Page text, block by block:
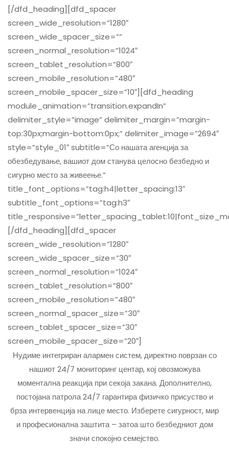
[/dfd_heading][dfd_spacer
screen_wide_resolution=”1280″
screen_wide_spacer_size=””
screen_normal_resolution=”1024″
screen_tablet_resolution=”800″
screen_mobile_resolution=”480″
screen_mobile_spacer_size=”10″][dfd_heading
module_animation=”transition.expandIn”
delimiter_style=”image” delimiter_margin=”margin-
top:30px;margin-bottom:0px;” delimiter_image=”2694″
style=”style_01″ subtitle=”Со нашата агенција за
обезбедување, вашиот дом станува целосно безбедно и
сигурно место за живеење.”
title_font_options=”tag:h4|letter_spacing:13″
subtitle_font_options=”tag:h3″
[/dfd_heading][dfd_spacer
screen_wide_resolution=”1280″
screen_wide_spacer_size=”30″
screen_normal_resolution=”1024″
screen_tablet_resolution=”800″
screen_mobile_resolution=”480″
screen_normal_spacer_size=”30″
screen_tablet_spacer_size=”30″
screen_mobile_spacer_size=”20″]
Нудиме интегриран алармен систем, директно поврзан со
нашиот 24/7 мониторинг центар, кој овозможува
моментална реакција при секоја закана. Дополнително,
постојана патрола 24/7 гарантира физичко присуство и
брза интервенција на лице место. Изберете сигурност, мир
и професионална заштита – затоа што безбедниот дом
значи спокојно семејство.